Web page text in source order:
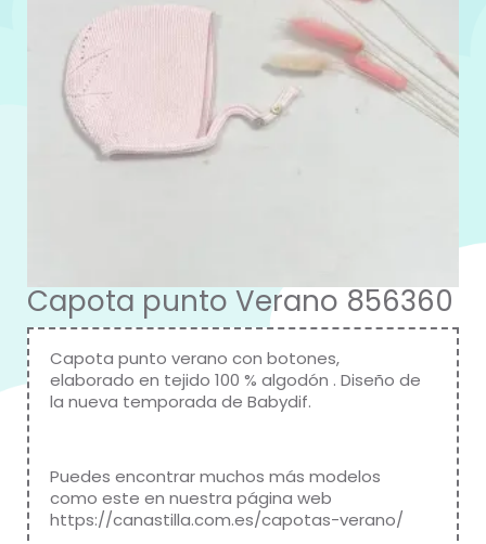
Capota punto Verano 856360
Capota punto verano con botones,
elaborado en tejido 100 % algodón . Diseño de
la nueva temporada de Babydif.
Puedes encontrar muchos más modelos
como este en nuestra página web
https://canastilla.com.es/capotas-verano/